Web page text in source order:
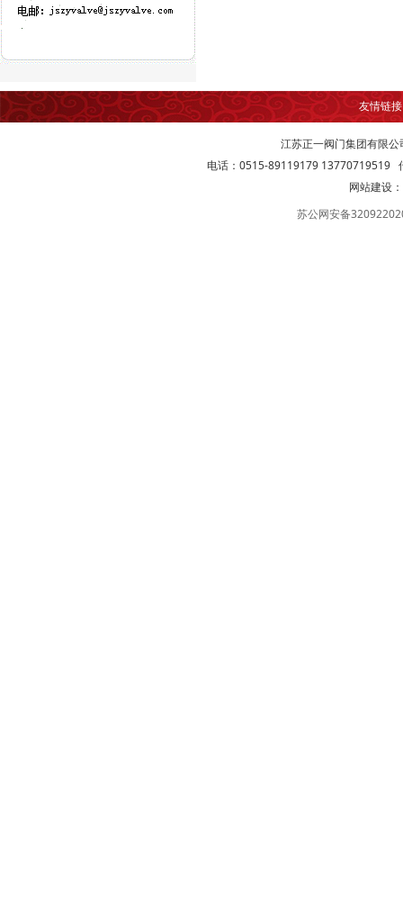
友情链
江苏正一阀门集团有限公
电话：0515-89119179 13770719519
网站建设：
苏公网安备